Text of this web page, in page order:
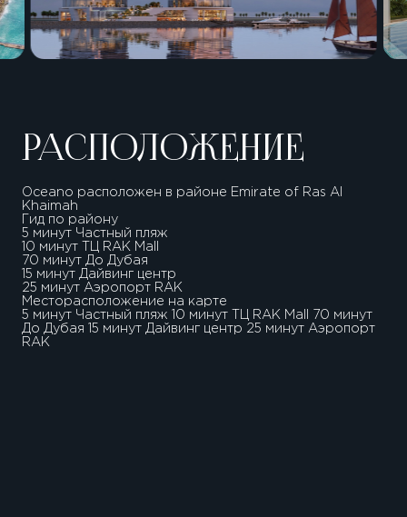
РАСПОЛОЖЕНИЕ
Oceano расположен в районе Emirate of Ras Al
Khaimah
Гид по району
5 минут Частный пляж
10 минут ТЦ RAK Mall
70 минут До Дубая
15 минут Дайвинг центр
25 минут Аэропорт RAK
Месторасположение на карте
5 минут Частный пляж 10 минут ТЦ RAK Mall 70 минут
До Дубая 15 минут Дайвинг центр 25 минут Аэропорт
RAK